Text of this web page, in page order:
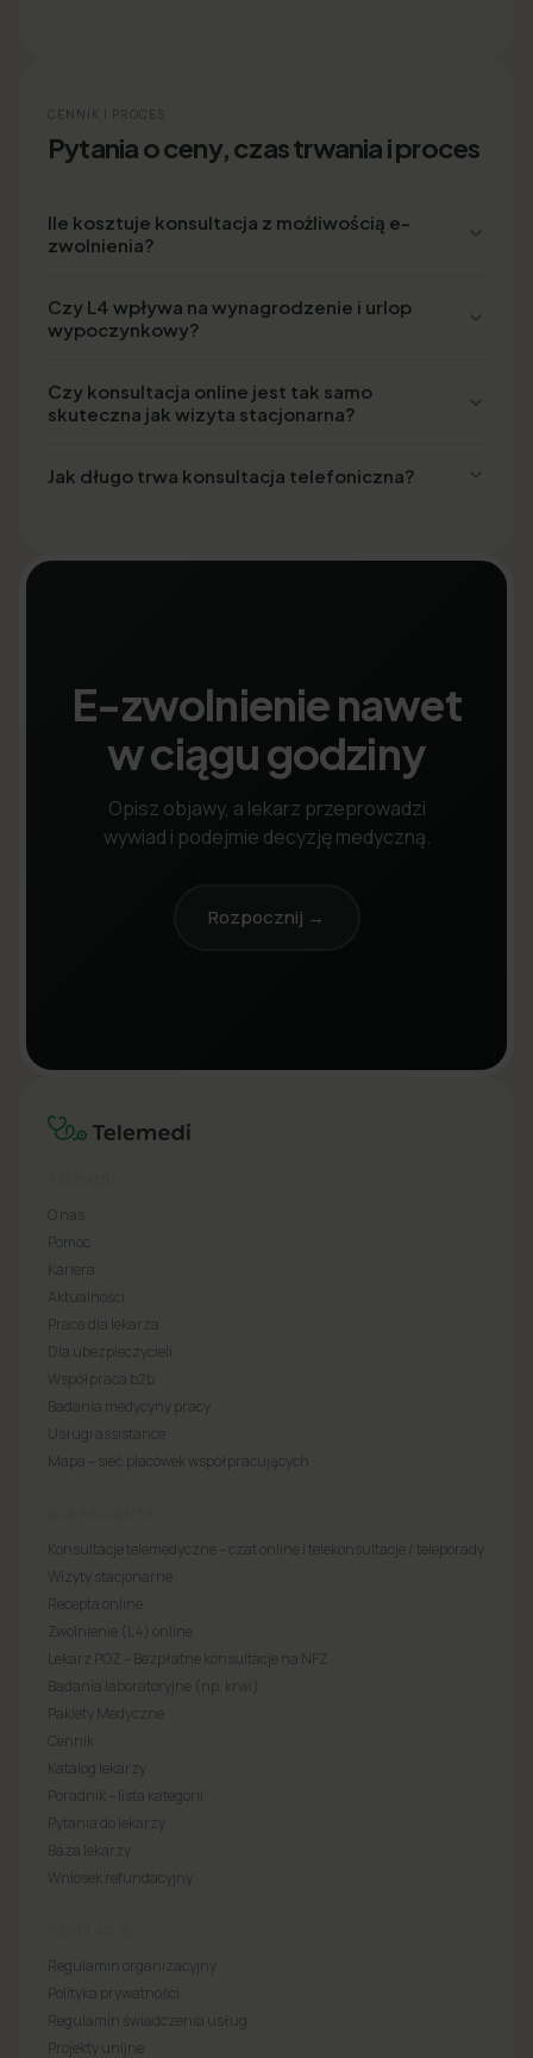
CENNIK I PROCES
Pytania o ceny, czas trwania i proces
Ile kosztuje konsultacja z możliwością e-
zwolnienia?
Czy L4 wpływa na wynagrodzenie i urlop
wypoczynkowy?
Czy konsultacja online jest tak samo
skuteczna jak wizyta stacjonarna?
Jak długo trwa konsultacja telefoniczna?
E-zwolnienie nawet
w ciągu godziny
Opisz objawy, a lekarz przeprowadzi
wywiad i podejmie decyzję medyczną.
Rozpocznij →
O nas
Pomoc
Kariera
Aktualności
Praca dla lekarza
Dla ubezpieczycieli
Współpraca b2b
Badania medycyny pracy
Usługi assistance
Mapa – sieć placówek współpracujących
Konsultacje telemedyczne – czat online i telekonsultacje / teleporady
Wizyty stacjonarne
Recepta online
Zwolnienie (L4) online
Lekarz POZ – Bezpłatne konsultacje na NFZ
Badania laboratoryjne (np. krwi)
Pakiety Medyczne
Cennik
Katalog lekarzy
Poradnik – lista kategorii
Pytania do lekarzy
Baza lekarzy
Wniosek refundacyjny
Regulamin organizacyjny
Polityka prywatności
Regulamin świadczenia usług
Projekty unijne